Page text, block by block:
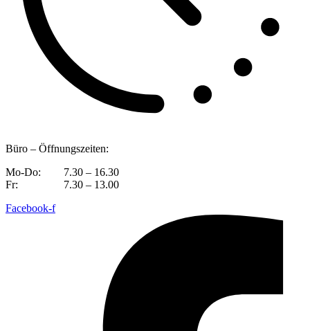
Büro – Öffnungszeiten:
Mo-Do:
7.30 – 16.30
Fr:
7.30 – 13.00
Facebook-f